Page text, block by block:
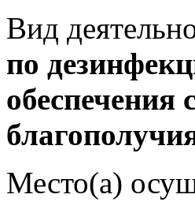
Вид
по
обеспечения
Место(а)